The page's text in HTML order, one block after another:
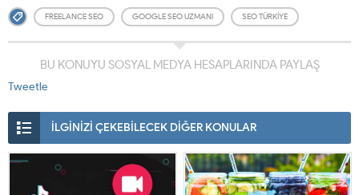
FREELANCE SEO GOOGLE SEO UZMANI SEO TÜRKIYE
BU KONUYU SOSYAL MEDYA HESAPLARINDA PAYLAŞ
Tweetle
İLGİNİZİ ÇEKEBİLECEK DİĞER KONULAR